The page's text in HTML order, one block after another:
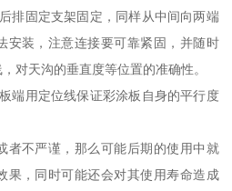
排固定支架固定，同样从中间向两端
安装，注意连接要可靠紧固，并随时
对天沟的垂直度等位置的准确性。
端用定位线保证彩涂板自身的平行度
者不严谨，那么可能后期的使用中就
果，同时可能还会对其使用寿命造成